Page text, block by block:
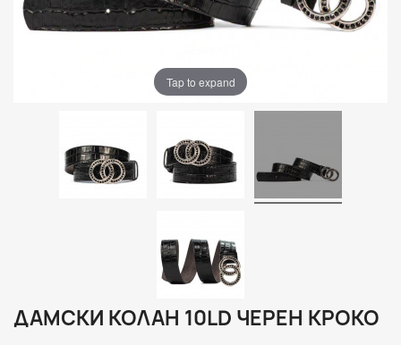
Tap to expand
ДАМСКИ КОЛАН 10LD ЧЕРЕН КРОКО